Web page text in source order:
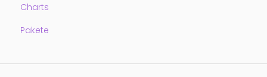
Charts
Pakete